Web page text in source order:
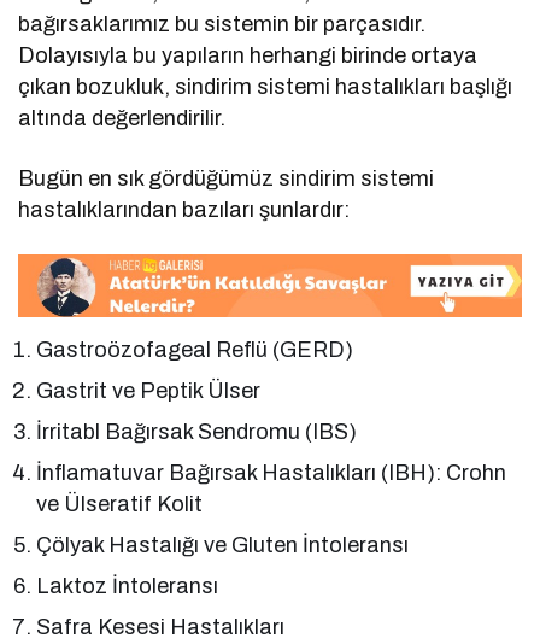
bağırsaklarımız bu sistemin bir parçasıdır.
Dolayısıyla bu yapıların herhangi birinde ortaya
çıkan bozukluk, sindirim sistemi hastalıkları başlığı
altında değerlendirilir.
Bugün en sık gördüğümüz sindirim sistemi
hastalıklarından bazıları şunlardır:
Gastroözofageal Reflü (GERD)
Gastrit ve Peptik Ülser
İrritabl Bağırsak Sendromu (IBS)
İnflamatuvar Bağırsak Hastalıkları (IBH): Crohn
ve Ülseratif Kolit
Çölyak Hastalığı ve Gluten İntoleransı
Laktoz İntoleransı
Safra Kesesi Hastalıkları